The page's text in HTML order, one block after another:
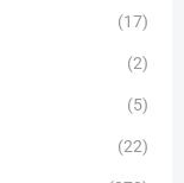
(17)
(2)
(5)
(22)